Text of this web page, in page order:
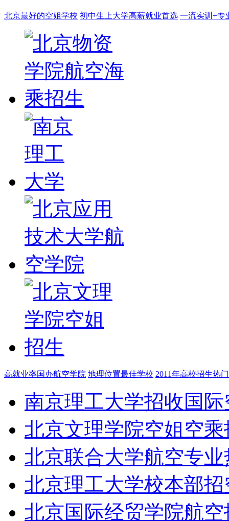
北京最好的空姐学校 初中生上大学高薪就业首选 一流实训+专
高就业率国办航空学院 地理位置最佳学校 2011年高校招生热
南京理工大学招收国际
北京文理学院空姐空乘
北京联合大学航空专业
北京理工大学校本部招
北京国际经贸学院航空